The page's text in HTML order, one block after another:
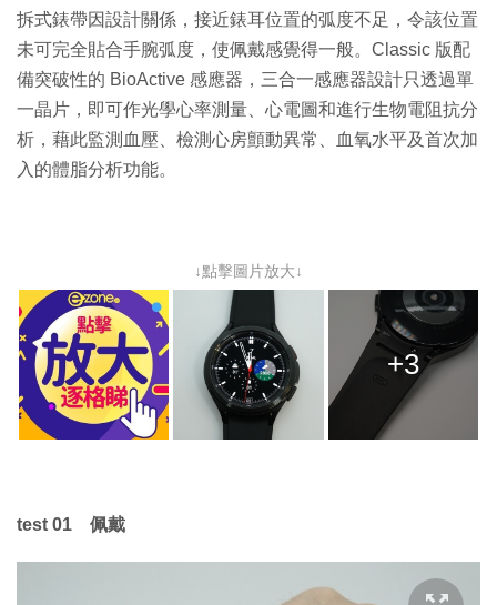
拆式錶帶因設計關係，接近錶耳位置的弧度不足，令該位置
未可完全貼合手腕弧度，使佩戴感覺得一般。Classic 版配
備突破性的 BioActive 感應器，三合一感應器設計只透過單
一晶片，即可作光學心率測量、心電圖和進行生物電阻抗分
析，藉此監測血壓、檢測心房顫動異常、血氧水平及首次加
入的體脂分析功能。
↓點擊圖片放大↓
+3
test 01 佩戴